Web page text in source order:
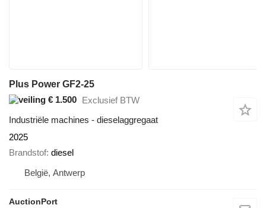
Plus Power GF2-25
€ 1.500 Exclusief BTW
Industriële machines - dieselaggregaat
2025
Brandstof diesel
België, Antwerp
AuctionPort